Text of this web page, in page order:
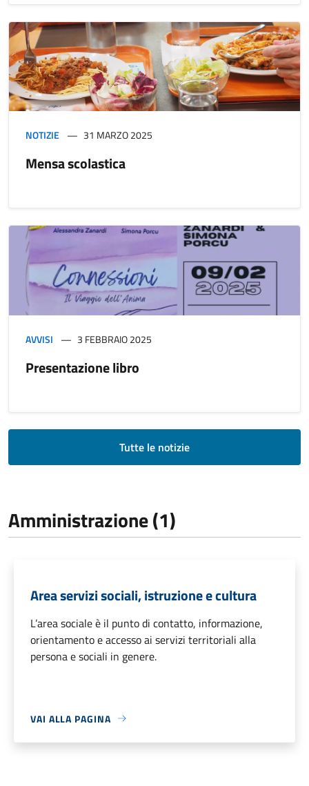
NOTIZIE 31 MARZO 2025
Mensa scolastica
AVVISI 3 FEBBRAIO 2025
Presentazione libro
Tutte le notizie
Amministrazione (1)
Area servizi sociali, istruzione e cultura
L’area sociale è il punto di contatto, informazione,
orientamento e accesso ai servizi territoriali alla
persona e sociali in genere.
VAI ALLA PAGINA